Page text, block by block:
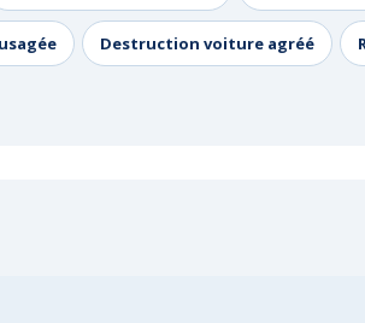
Destruction voiture agréé